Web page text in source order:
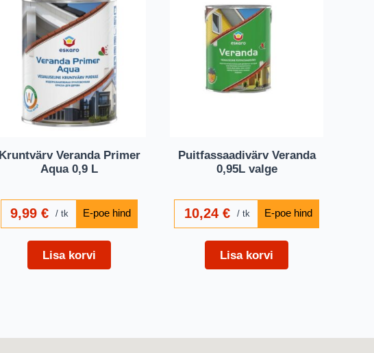
Kruntvärv Veranda Primer
Aqua 0,9 L
9,99€ tk
Lisa korvi
Puitfassaadivärv Veranda
0,95L valge
10,24 € tk
Lisa korvi